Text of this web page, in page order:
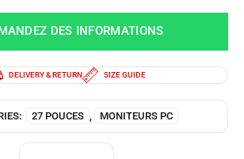
DES INFORMATIONS
DELIVERY & RETURN SIZE GUIDE
27 POUCES MONITEURS PC